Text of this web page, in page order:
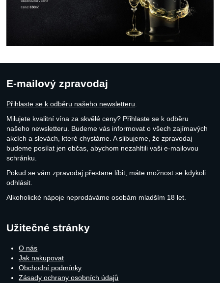
E-mailový zpravodaj
Přihlaste se k odběru našeho newsletteru
Milujete kvalitní vína za skvělé ceny? Přihlaste se k odběru
našeho newsletteru. Budeme vás informovat o všech zajímavých
akcích a slevách, které chystáme. A slibujeme, že zpravodaj
budeme posílat jen občas, abychom nezahltili vaši e-mailovou
schránku.
Pokud se vám zpravodaj přestane líbit, máte možnost se kdykoli
odhlásit.
Alkoholické nápoje neprodáváme osobám mladším 18 let.
Užitečné stránky
O nás
Jak nakupovat
Obchodní podmínky
Zásady ochrany osobních údajů